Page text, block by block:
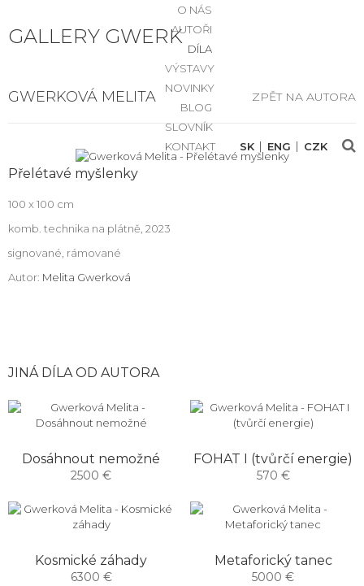
GALLERY GWERK
O NÁS
AUTOŘI
DÍLA
VÝSTAVY
NOVINKY
BLOG
SLOVNÍK
KONTAKT
SK ENG CZK
GWERKOVÁ MELITA ZPĚT NA AUTORA
Přelétavé myšlenky
100 x 100 cm
komb. technika na plátně, 2023
signované, rámované
Autor: Melita Gwerková
JINÁ DÍLA OD AUTORA
Dosáhnout nemožné
2500 €
FOHAT I (tvůrčí energie)
570 €
Kosmické záhady
6300 €
Metaforický tanec
5000 €